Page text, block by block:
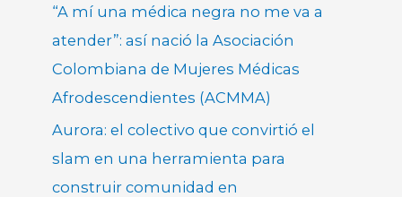
“A mí una médica negra no me va a
atender”: así nació la Asociación
Colombiana de Mujeres Médicas
Afrodescendientes (ACMMA)
Aurora: el colectivo que convirtió el
slam en una herramienta para
construir comunidad en